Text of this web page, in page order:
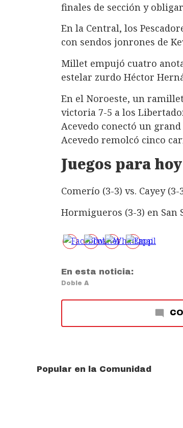
finales de sección y
En la Central, los
con sendos jonrones de
Millet empujó cuatro
estelar zurdo Héctor
En el Noroeste, un
victoria 7-5 a los
Acevedo conectó un
Acevedo remolcó cinco
Juegos para
Comerío (3-3) vs. Cayey (3-
Hormigueros (3-3) en San
En esta noticia:
Doble A
Popular en la Comunidad